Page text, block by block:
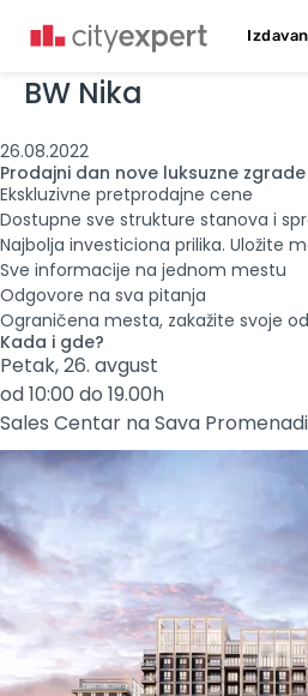
BW Nika
26.08.2022
Prodajni dan nove luksuzne
Ekskluzivne pretprodajne cene
Dostupne sve strukture stanova i
Najbolja investiciona prilika. Uložite
Sve informacije na jednom mestu
Odgovore na sva pitanja
Ograničena mesta, zakažite svoje
Kada i gde?
Petak, 26. avgust
od 10:00 do 19.00h
Sales Centar na Sava Promenadi